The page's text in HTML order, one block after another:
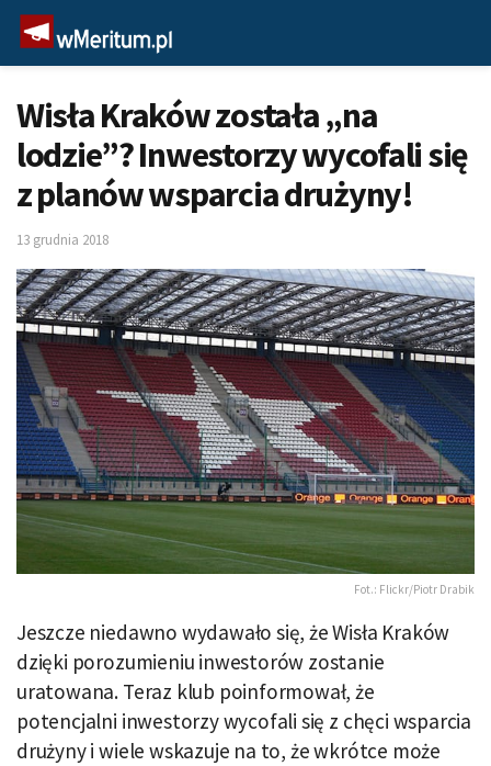
Wisła Kraków została „na
lodzie”? Inwestorzy wycofali się
z planów wsparcia drużyny!
13 grudnia 2018
Fot.: Flickr/Piotr Drabik
Jeszcze niedawno wydawało się, że Wisła Kraków
dzięki porozumieniu inwestorów zostanie
uratowana. Teraz klub poinformował, że
potencjalni inwestorzy wycofali się z chęci wsparcia
drużyny i wiele wskazuje na to, że wkrótce może